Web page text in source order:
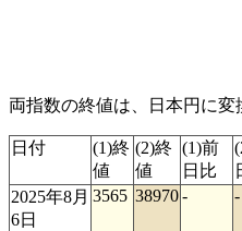
両指数の終値は、日本円に変
日付
(1)終
値
(2)終
値
(1)前
日比
2025年8月
6日
3565 38970- -